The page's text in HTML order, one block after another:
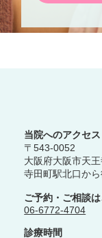
当院へのアクセス
〒543-0052
大阪府大阪市天
寺田町駅北口か
ご予約・ご相談
06-6772-4704
診療時間